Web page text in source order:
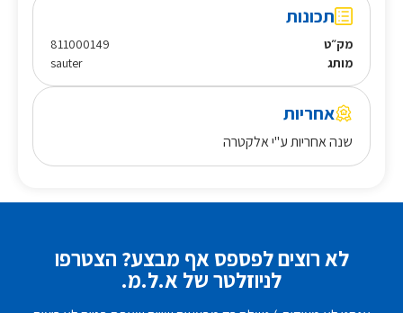
תכונות
מק״ט
811000149
מותג
sauter
אחריות
שנה אחריות ע"י אלקטרה
לא רוצים לפספס אף מבצע? הצטרפו
לניוזלטר של א.ל.מ.